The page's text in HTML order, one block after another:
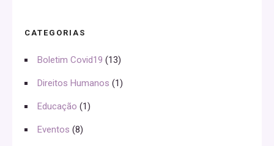
CATEGORIAS
Boletim Covid19 (13)
Direitos Humanos (1)
Educação (1)
Eventos (8)